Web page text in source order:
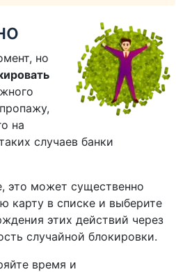
но
на
случаев банки
это может существенно
карту в списке и выберите
этих действий через
случайной блокировки.
время и